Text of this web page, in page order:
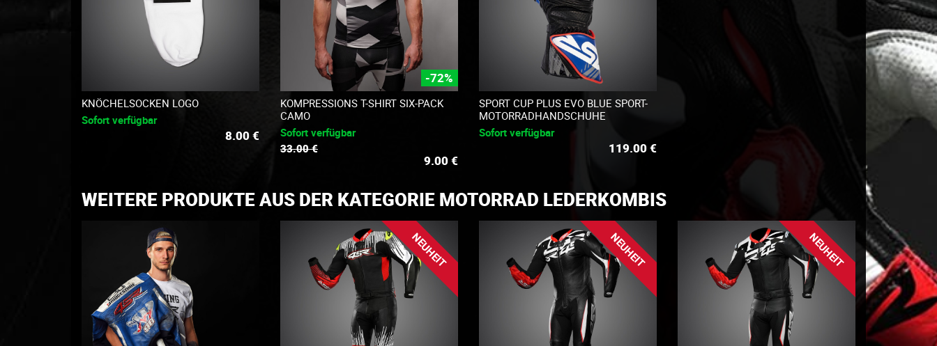
KNÖCHELSOCKEN LOGO
Sofort verfügbar
8.00€
-72%
KOMPRESSIONS T-SHIRT SIX-PACK
CAMO
Sofort verfügbar
33.00 €
9.00€
SPORT CUP PLUS EVO BLUE SPORT-
MOTORRADHANDSCHUHE
Sofort verfügbar
119.00€
WEITERE PRODUKTE AUS DER KATEGORIE MOTORRAD LEDERKOMBIS
NEUHEIT NEUHEIT NEUHEIT